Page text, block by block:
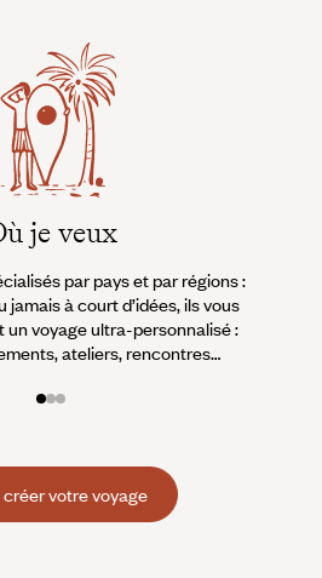
je veux
par pays et par régions :
jamais à court d’idées, ils vous
voyage ultra-personnalisé :
ateliers, rencontres…
créer votre voyage